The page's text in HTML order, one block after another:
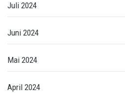
Juli 2024
Juni 2024
Mai 2024
April 2024